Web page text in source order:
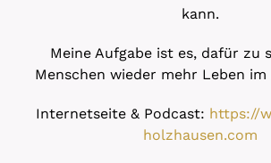
kann.
Meine Aufgabe ist es, dafür zu
Menschen wieder mehr Leben
Internetseite & Podcast: https://
holzhausen.com